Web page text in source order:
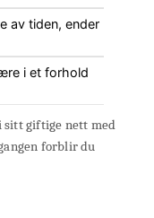
av tiden, ender
i et forhold
sitt giftige nett med
forblir du